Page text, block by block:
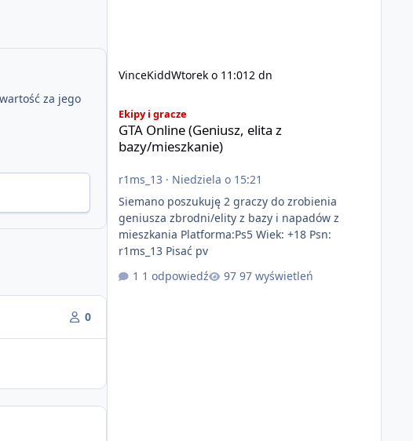
za jego
0
VinceKiddWtorek o 11:012 dn
Ekipy i gracze
GTA Online (Geniusz, elita z
bazy/mieszkanie)
r1ms_13 · Niedziela o 15:21
Siemano poszukuję 2 graczy do zrobienia
geniusza zbrodni/elity z bazy i napadów z
mieszkania Platforma:Ps5 Wiek: +18 Psn:
r1ms_13 Pisać pv
1 odpowiedź
97 wyświetleń